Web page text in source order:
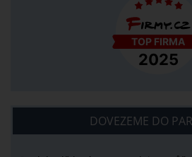
DOVEZEME DO